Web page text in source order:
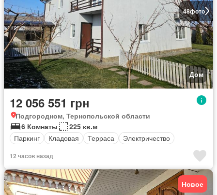
48фото
Дом
12 056 551 грн
Подгородном, Тернопольской области
6 Комнаты
225 кв.м
Паркинг
Кладовая Терраса Электричество
12 часов назад
Новое